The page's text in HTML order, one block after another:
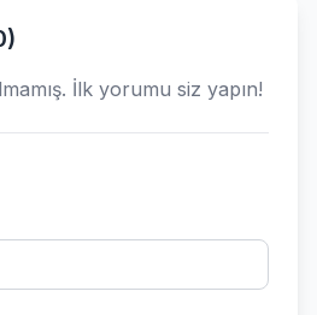
İlk yorumu siz yapın!